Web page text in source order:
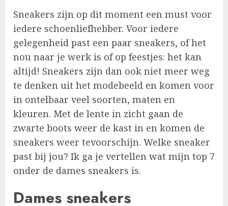
Sneakers zijn op dit moment een must voor
iedere schoenliefhebber. Voor iedere
gelegenheid past een paar sneakers, of het
nou naar je werk is of op feestjes: het kan
altijd! Sneakers zijn dan ook niet meer weg
te denken uit het modebeeld en komen voor
in ontelbaar veel soorten, maten en
kleuren. Met de lente in zicht gaan de
zwarte boots weer de kast in en komen de
sneakers weer tevoorschijn. Welke sneaker
past bij jou? Ik ga je vertellen wat mijn top 7
onder de dames sneakers is.
Dames sneakers